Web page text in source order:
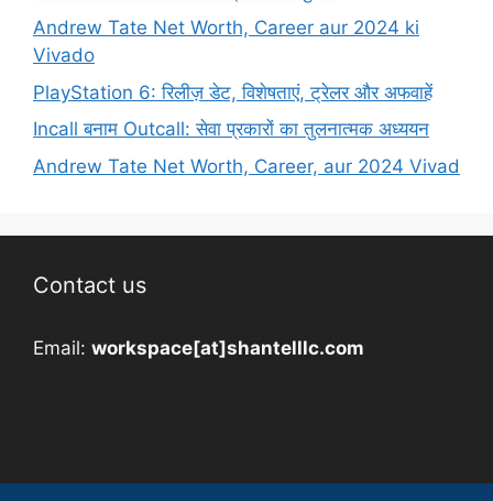
Andrew Tate Net Worth, Career aur 2024 ki
Vivado
PlayStation 6: रिलीज़ डेट, विशेषताएं, ट्रेलर और अफवाहें
Incall बनाम Outcall: सेवा प्रकारों का तुलनात्मक अध्ययन
Andrew Tate Net Worth, Career, aur 2024 Vivad
Contact us
Email: workspace[at]shantelllc.com